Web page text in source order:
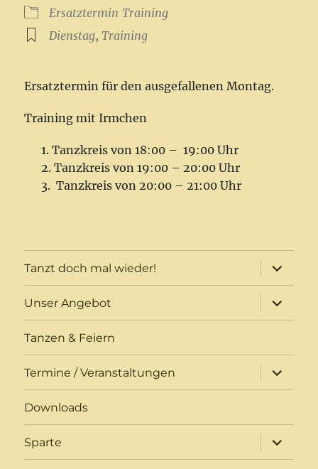
Ersatztermin Training
Dienstag,Training
Ersatztermin für den ausgefallenen Montag.
Training mit Irmchen
Tanzkreis von 18:00 – 19:00 Uhr
Tanzkreis von 19:00 – 20:00 Uhr
Tanzkreis von 20:00 – 21:00 Uhr
Tanzt doch mal wieder!
öffnen
Unser Angebot
öffnen
Tanzen & Feiern
Termine / Veranstaltungen
öffnen
Downloads
Sparte
öffnen